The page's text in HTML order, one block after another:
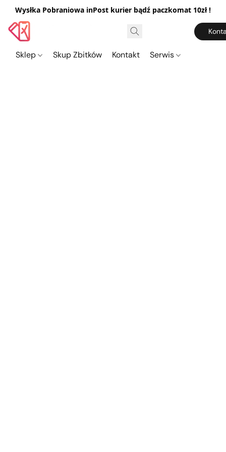
Wysłka Pobraniowa inPost kurier bądź paczkomat 10zł !
Sklep Skup Zbitków Kontakt Serwis